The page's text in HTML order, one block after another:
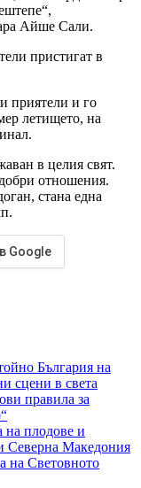
Айше Сали.
пристигат в
приятели и го
летището, на
в целия свят.
отношения.
стана една
Google
България на
сцени в света
правила за
на плодове и
Северна Македония
на Световното